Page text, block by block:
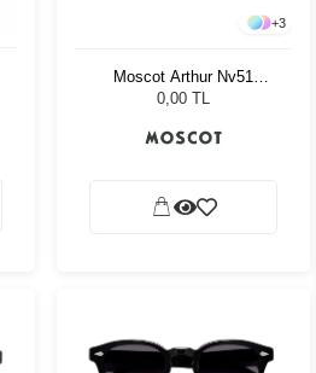
+3
Moscot Arthur Nv51
Tortoise Celebrity Blue
0,00 TL